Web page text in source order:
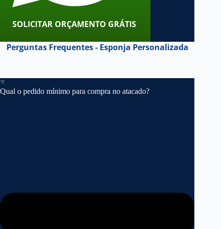
SOLICITAR ORÇAMENTO GRÁTIS
Perguntas Frequentes - Esponja Personalizada
Qual o pedido mínimo para compra no atacado?